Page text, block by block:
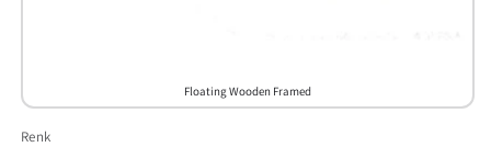
Floating Wooden Framed
Renk